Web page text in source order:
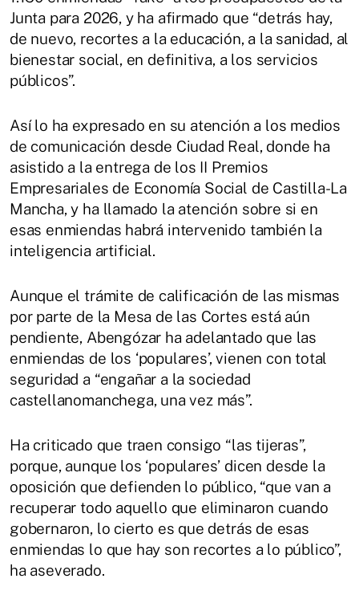
Junta para 2026, y ha afirmado que “detrás hay,
de nuevo, recortes a la educación, a la sanidad, al
bienestar social, en definitiva, a los servicios
públicos”.
Así lo ha expresado en su atención a los medios
de comunicación desde Ciudad Real, donde ha
asistido a la entrega de los II Premios
Empresariales de Economía Social de Castilla-La
Mancha, y ha llamado la atención sobre si en
esas enmiendas habrá intervenido también la
inteligencia artificial.
Aunque el trámite de calificación de las mismas
por parte de la Mesa de las Cortes está aún
pendiente, Abengózar ha adelantado que las
enmiendas de los ‘populares’, vienen con total
seguridad a “engañar a la sociedad
castellanomanchega, una vez más”.
Ha criticado que traen consigo “las tijeras”,
porque, aunque los ‘populares’ dicen desde la
oposición que defienden lo público, “que van a
recuperar todo aquello que eliminaron cuando
gobernaron, lo cierto es que detrás de esas
enmiendas lo que hay son recortes a lo público”,
ha aseverado.